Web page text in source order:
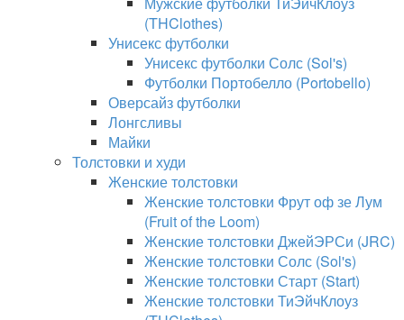
(THClothes)
Унисекс футболки
Унисекс футболки Солс (Sol's)
Футболки Портобелло (Portobello)
Оверсайз футболки
Лонгсливы
Майки
Толстовки и худи
Женские толстовки
Женские толстовки Фрут оф зе Лум
(Fruit of the Loom)
Женские толстовки ДжейЭРСи (JRC)
Женские толстовки Солс (Sol's)
Женские толстовки Старт (Start)
Женские толстовки ТиЭйчКлоуз